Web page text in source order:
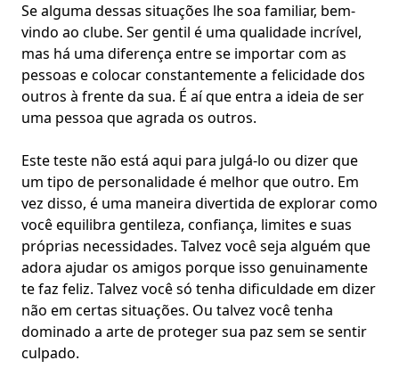
Se alguma dessas situações lhe soa familiar, bem-
vindo ao clube. Ser gentil é uma qualidade incrível,
mas há uma diferença entre se importar com as
pessoas e colocar constantemente a felicidadedos
outros à frente da sua. É aí que entra a ideia de ser
uma pessoa que agrada os outros.
Este teste não está aqui para julgá-lo ou dizer que
um tipo de personalidadeé melhor que outro. Em
vez disso, é uma maneira divertida de explorar como
você equilibra gentileza, confiança, limites e suas
próprias necessidades. Talvez você seja alguém que
adora ajudar os amigos porque isso genuinamente
te faz feliz. Talvez você só tenha dificuldade em dizer
não em certas situações. Ou talvez você tenha
dominado a arte de proteger sua paz sem se sentir
culpado.